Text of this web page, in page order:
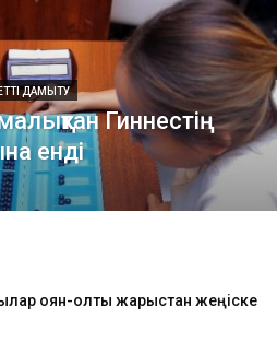
ДАМЫТУ
Гиннестің
енді
қоян-қолтық жарыстан жеңіске